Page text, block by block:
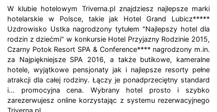
W klubie hotelowym Triverna.pl znajdziesz najlepsze marki
hotelarskie w Polsce, takie jak Hotel Grand Lubicz*****
Uzdrowisko Ustka nagrodzony tytułem "Najlepszy hotel dla
rodzin z dziećmi" w konkursie Hotel Przyjazny Rodzinie 2015,
Czarny Potok Resort SPA & Conference**** nagrodzony m.in.
za Najpiękniejsze SPA 2016, a także butikowe, kameralne
hotele, wyjątkowe pensjonaty jak i najlepsze resorty pełne
atrakcji dla całej rodziny. Łączy je ponadprzeciętny standard
i... promocyjna cena. Wybrany hotel prosto i szybko
zarezerwujesz online korzystając z systemu rezerwacyjnego
Triverna.pl